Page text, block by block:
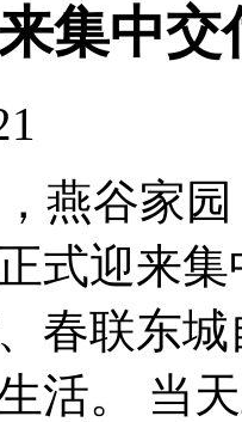
集中交
燕谷家
式迎来
春联东
活。 当